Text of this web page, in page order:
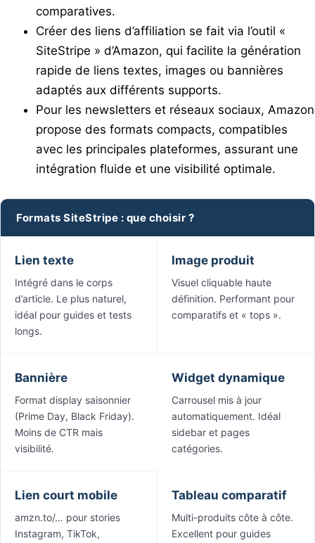
comparatives.
Créer des liens d’affiliation se fait via l’outil «
SiteStripe » d’Amazon, qui facilite la génération
rapide de liens textes, images ou bannières
adaptés aux différents supports.
Pour les newsletters et réseaux sociaux, Amazon
propose des formats compacts, compatibles
avec les principales plateformes, assurant une
intégration fluide et une visibilité optimale.
Formats SiteStripe : que choisir ?
Lien texte
Intégré dans le corps
d’article. Le plus naturel,
idéal pour guides et tests
longs.
Image produit
Visuel cliquable haute
définition. Performant pour
comparatifs et « tops ».
Bannière
Format display saisonnier
(Prime Day, Black Friday).
Moins de CTR mais
visibilité.
Widget dynamique
Carrousel mis à jour
automatiquement. Idéal
sidebar et pages
catégories.
Lien court mobile
amzn.to/… pour stories
Instagram, TikTok,
Tableau comparatif
Multi-produits côte à côte.
Excellent pour guides